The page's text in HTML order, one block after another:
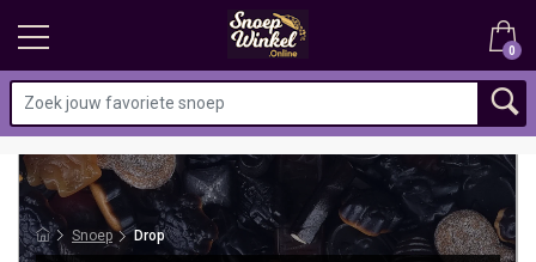
0
Snoep Drop